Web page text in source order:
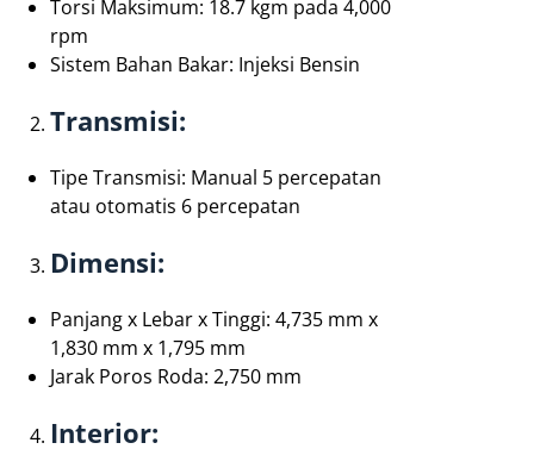
Torsi Maksimum: 18.7 kgm pada 4,000
rpm
Sistem Bahan Bakar: Injeksi Bensin
Transmisi:
Tipe Transmisi: Manual 5 percepatan
atau otomatis 6 percepatan
Dimensi:
Panjang x Lebar x Tinggi: 4,735 mm x
1,830 mm x 1,795 mm
Jarak Poros Roda: 2,750 mm
Interior: